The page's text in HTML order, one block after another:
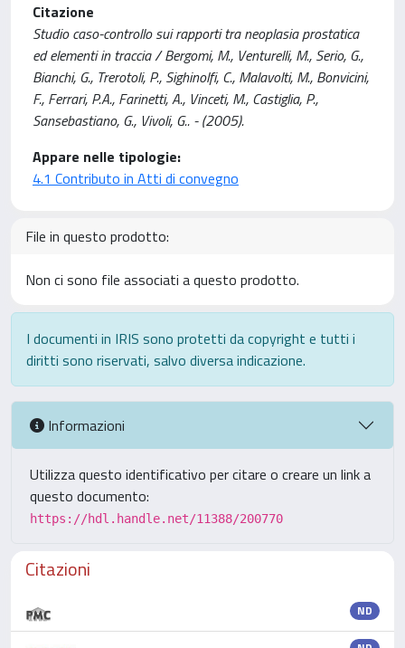
Citazione
Studio caso-controllo sui rapporti tra neoplasia prostatica
ed elementi in traccia / Bergomi, M., Venturelli, M., Serio, G.,
Bianchi, G., Trerotoli, P., Sighinolfi, C., Malavolti, M., Bonvicini,
F., Ferrari, P.A., Farinetti, A., Vinceti, M., Castiglia, P.,
Sansebastiano, G., Vivoli, G.. - (2005).
Appare nelle tipologie:
4.1 Contributo in Atti di convegno
File in questo prodotto:
Non ci sono file associati a questo prodotto.
I documenti in IRIS sono protetti da copyright e tutti i
diritti sono riservati, salvo diversa indicazione.
Informazioni
Utilizza questo identificativo per citare o creare un link a
questo documento:
https://hdl.handle.net/11388/200770
Citazioni
ND